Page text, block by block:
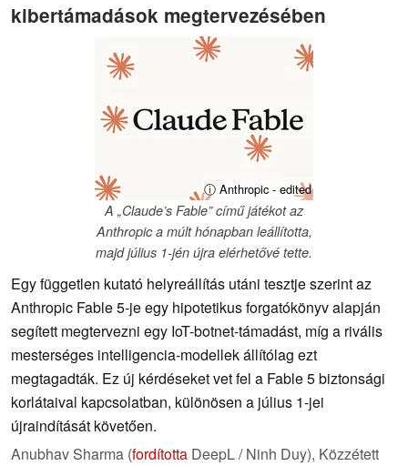
kibertámadások megtervezésében
ⓘ Anthropic - edited
A „Claude’s Fable” című játékot az
Anthropic a múlt hónapban leállította,
majd július 1-jén újra elérhetővé tette.
Egy független kutató helyreállítás utáni tesztje szerint az
Anthropic Fable 5-je egy hipotetikus forgatókönyv alapján
segített megtervezni egy IoT-botnet-támadást, míg a rivális
mesterséges intelligencia-modellek állítólag ezt
megtagadták. Ez új kérdéseket vet fel a Fable 5 biztonsági
korlátaival kapcsolatban, különösen a július 1-jei
újraindítását követően.
Anubhav Sharma (fordította DeepL / Ninh Duy), Közzétett